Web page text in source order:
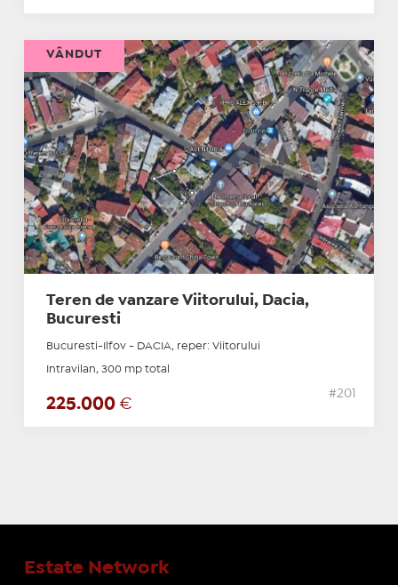
Teren de vanzare Viitorului, Dacia,
Bucuresti
Bucuresti-Ilfov - DACIA, reper: Viitorului
Intravilan, 300 mp total
225.000 €
#201
VÂNDUT
Estate Network